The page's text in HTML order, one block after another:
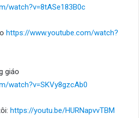
watch?v=8tASe183B0c
https://www.youtube.com/watch?
giáo
watch?v=SKVy8gzcAb0
https://youtu.be/HURNapvvTBM